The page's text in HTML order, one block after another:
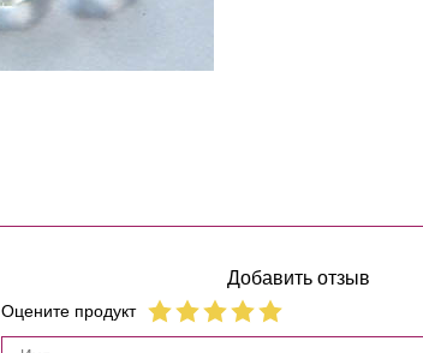
Добавить отзыв
Оцените продукт